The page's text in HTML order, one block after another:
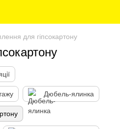
для гіпсокартону
Дюбель-ялинка